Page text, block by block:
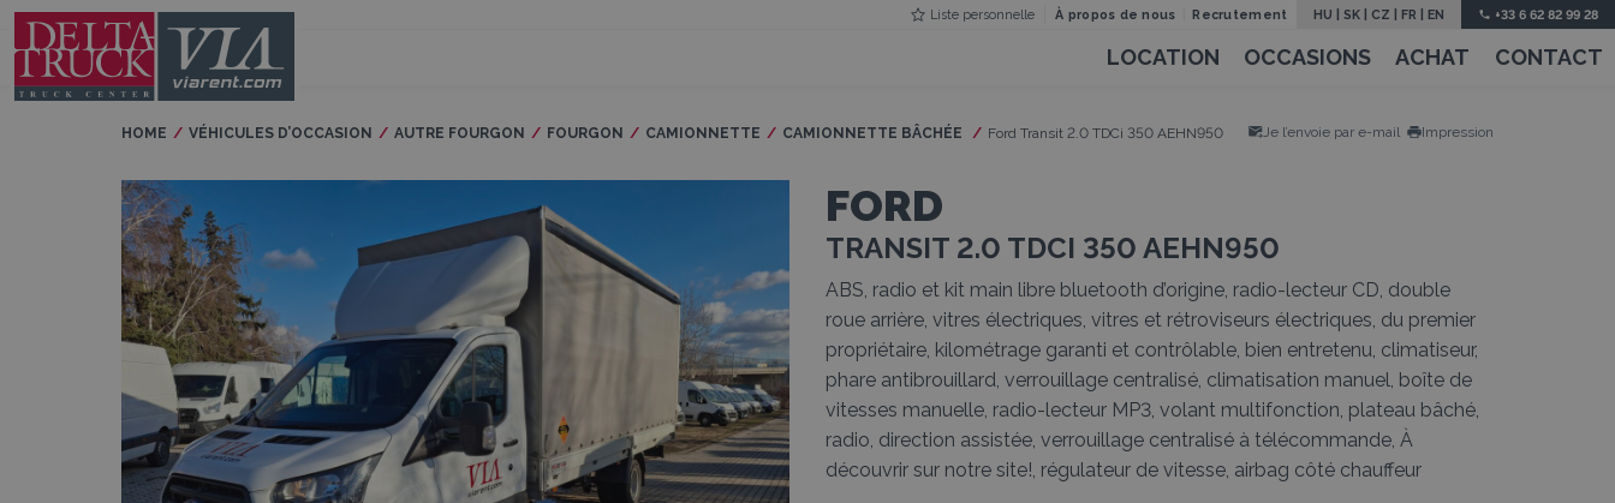
Liste personnelle À propos de nous Recrutement HU |SK CZ |FR |EN +33 6 62 82 99 28
LOCATION OCCASIONS ACHAT CONTACT
HOME VÉHICULES D’OCCASION AUTRE FOURGON FOURGON CAMIONNETTE CAMIONNETTE BÂCHÉE Current:
Ford Transit 2.0 TDCi 350 AEHN950 Je l’envoie par e-mail Impression
FORD
TRANSIT 2.0 TDCI 350 AEHN950
ABS, radio et kit main libre bluetooth d’origine, radio-lecteur CD, double
roue arrière, vitres électriques, vitres et rétroviseurs électriques, du premier
propriétaire, kilométrage garanti et contrôlable, bien entretenu, climatiseur,
phare antibrouillard, verrouillage centralisé, climatisation manuel, boîte de
vitesses manuelle, radio-lecteur MP3, volant multifonction, plateau bâché,
radio, direction assistée, verrouillage centralisé à télécommande, À
découvrir sur notre site!, régulateur de vitesse, airbag côté chauffeur